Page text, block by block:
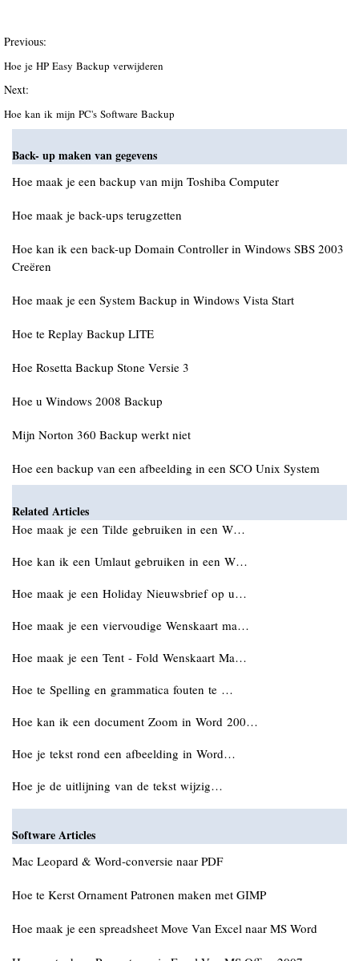
Previous:
Hoe je HP Easy Backup verwijderen
Next:
Hoe kan ik mijn PC's Software Backup
Back- up maken van gegevens
Hoe maak je een backup van mijn Toshiba Computer
Hoe maak je back-ups terugzetten
Hoe kan ik een back-up Domain Controller in Windows SBS 2003
Creëren
Hoe maak je een System Backup in Windows Vista Start
Hoe te Replay Backup LITE
Hoe Rosetta Backup Stone Versie 3
Hoe u Windows 2008 Backup
Mijn Norton 360 Backup werkt niet
Hoe een backup van een afbeelding in een SCO Unix System
Related Articles
Hoe maak je een Tilde gebruiken in een W…
Hoe kan ik een Umlaut gebruiken in een W…
Hoe maak je een Holiday Nieuwsbrief op u…
Hoe maak je een viervoudige Wenskaart ma…
Hoe maak je een Tent - Fold Wenskaart Ma…
Hoe te Spelling en grammatica fouten te …
Hoe kan ik een document Zoom in Word 200…
Hoe je tekst rond een afbeelding in Word…
Hoe je de uitlijning van de tekst wijzig…
Software Articles
Mac Leopard & Word-conversie naar PDF
Hoe te Kerst Ornament Patronen maken met GIMP
Hoe maak je een spreadsheet Move Van Excel naar MS Word